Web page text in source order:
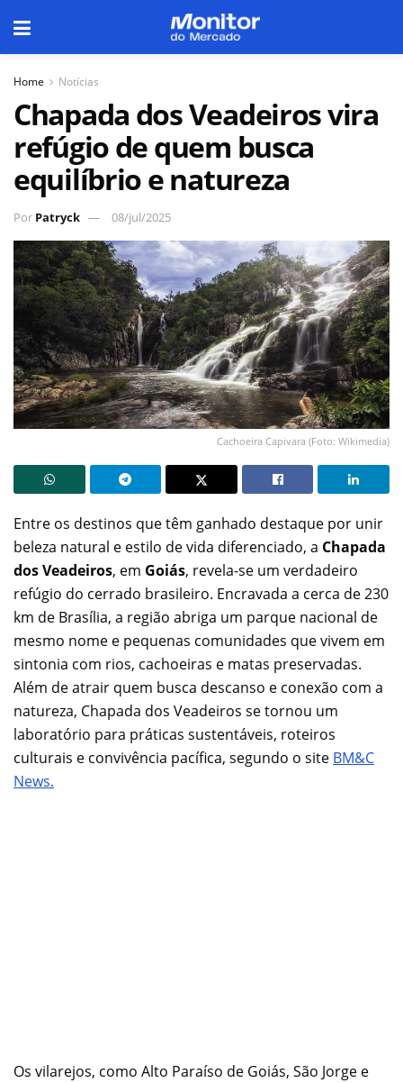
Home Notícias
Chapada dos Veadeiros vira
refúgio de quem busca
equilíbrio e natureza
Por Patryck 08/jul/2025
Cachoeira Capivara (Foto: Wikimedia)
Entre os destinos que têm ganhado destaque por unir
beleza natural e estilo de vida diferenciado, a Chapada
dos Veadeiros, em Goiás, revela-se um verdadeiro
refúgio do cerrado brasileiro. Encravada a cerca de 230
km de Brasília, a região abriga um parque nacional de
mesmo nome e pequenas comunidades que vivem em
sintonia com rios, cachoeiras e matas preservadas.
Além de atrair quem busca descanso e conexão com a
natureza, Chapada dos Veadeiros se tornou um
laboratório para práticas sustentáveis, roteiros
culturais e convivência pacífica, segundo o site BM&C
News.
Os vilarejos, como Alto Paraíso de Goiás, São Jorge e